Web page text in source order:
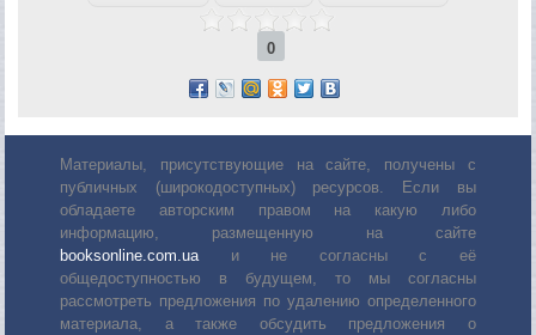
0
Материалы, присутствующие на сайте, получены с
публичных (широкодоступных) ресурсов. Если вы
обладаете авторским правом на какую либо
информацию, размещенную на сайте
booksonline.com.uaи не согласны с её
общедоступностью в будущем, то мы согласны
рассмотреть предложения по удалению определенного
материала, а также обсудить предложения о